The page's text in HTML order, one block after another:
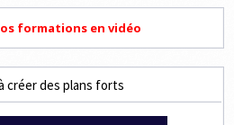
formations en vidéo
créer des plans forts